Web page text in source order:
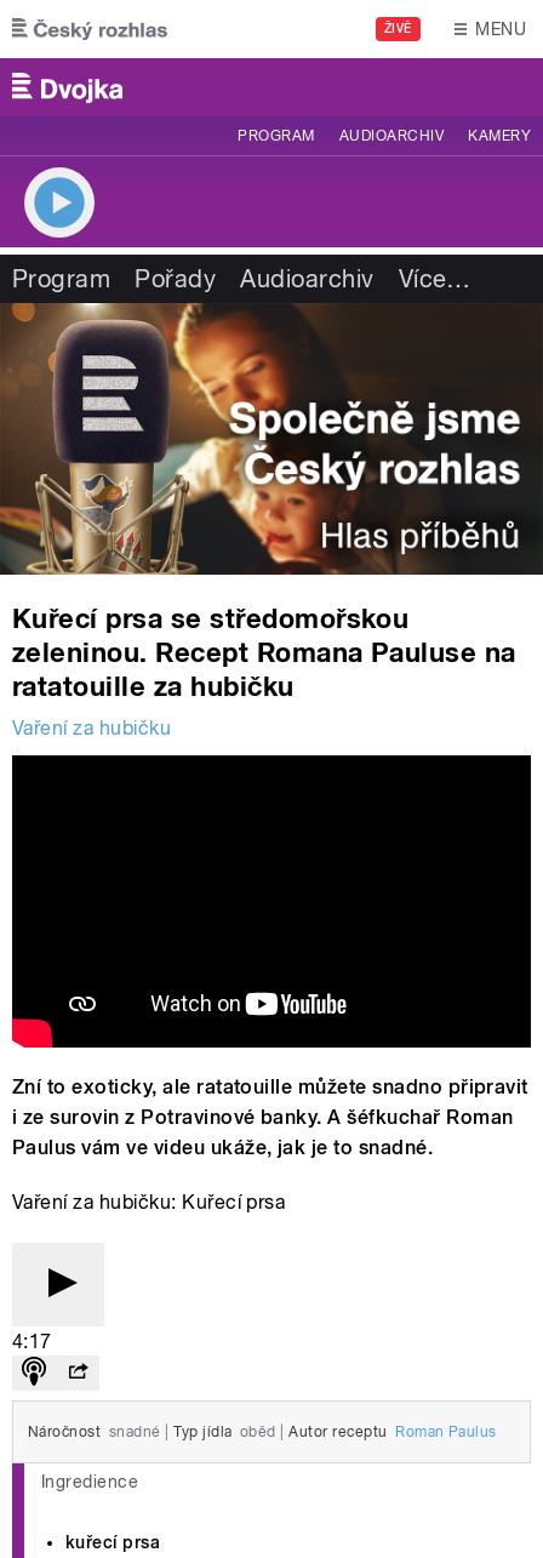
Přejít k hlavnímu obsahu
ŽIVĚ MENU
PROGRAM AUDIOARCHIV KAMERY
Program Pořady Audioarchiv Více…
Kuřecí prsa se středomořskou
zeleninou. Recept Romana Pauluse na
ratatouille za hubičku
Vaření za hubičku
Zní to exoticky, ale ratatouille můžete snadno připravit
i ze surovin z Potravinové banky. A šéfkuchař Roman
Paulus vám ve videu ukáže, jak je to snadné.
Vaření za hubičku: Kuřecí prsa
4:17
Náročnost snadné Typ jídla oběd Autor receptu Roman Paulus
Ingredience
kuřecí prsa